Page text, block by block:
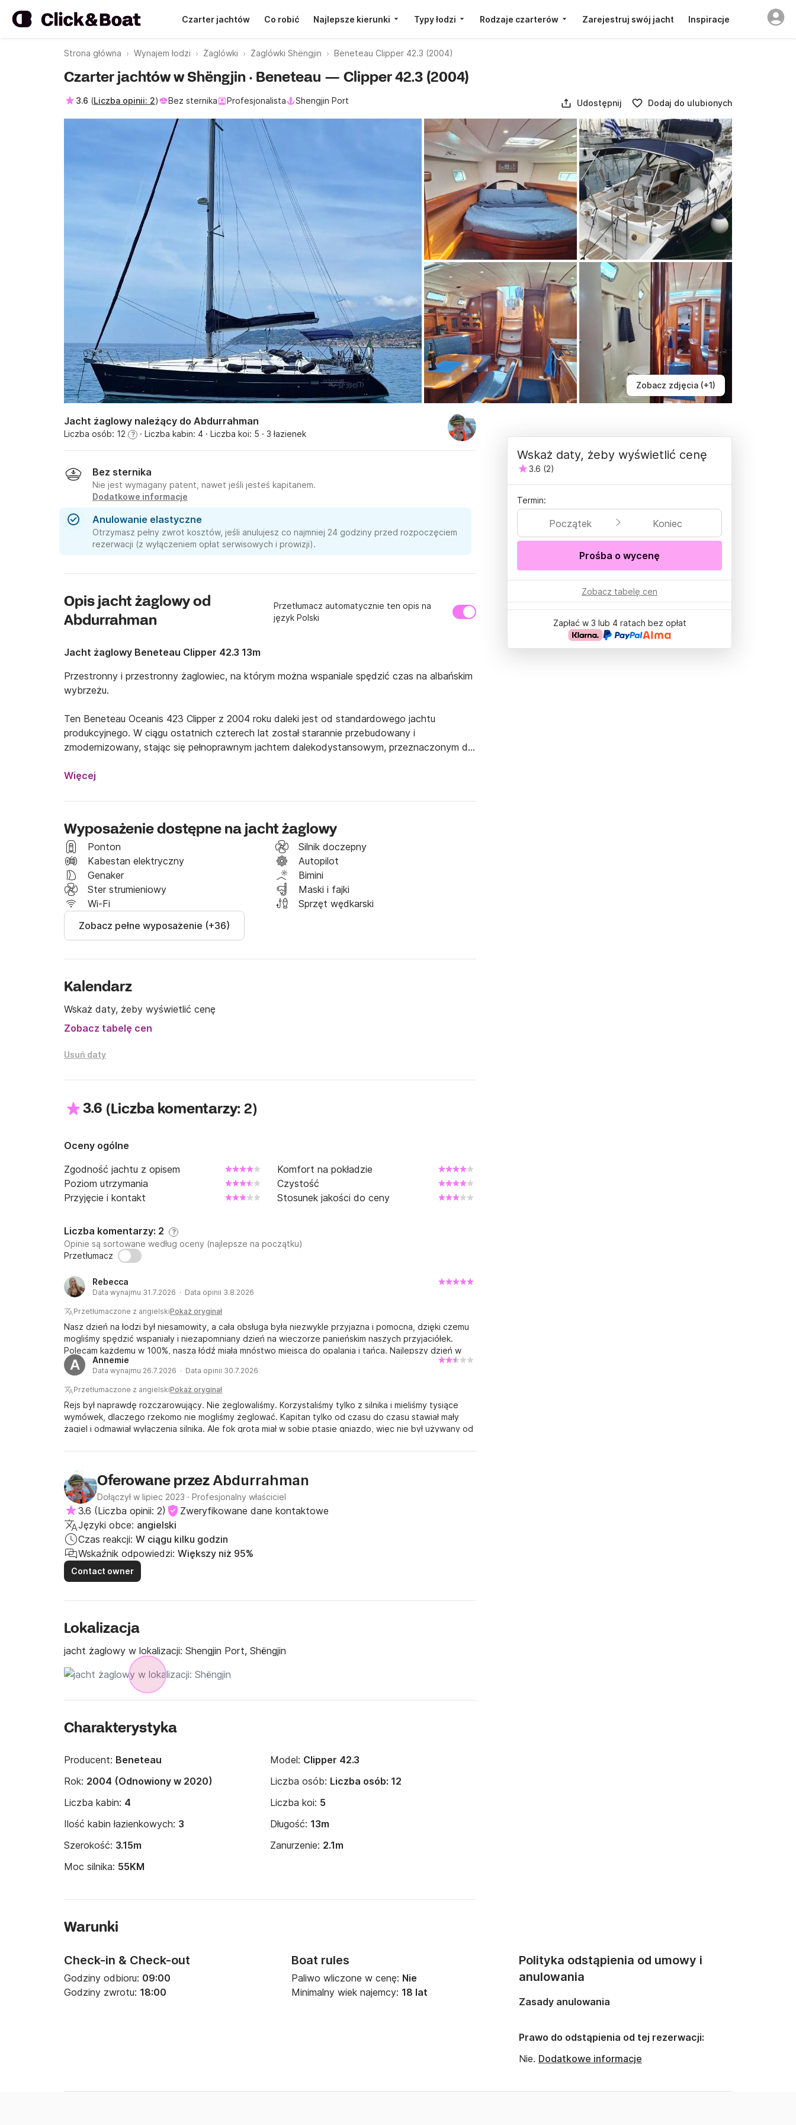
Czarter jachtów Co robić Najlepsze kierunki Typy łodzi Rodzaje czarterów Zarejestruj swój jacht Inspiracje
Strona główna Wynajem łodzi Żaglówki Żaglówki Shëngjin Beneteau Clipper 42.3 (2004)
Zobacz zdjęcia (+1)
Czarter jachtów w Shëngjin · Beneteau — Clipper 42.3 (2004)
3.6 (Liczba opinii: 2) Bez sternika Profesjonalista Shengjin Port Udostępnij Dodaj do ulubionych
Jacht żaglowy należący do Abdurrahman
Liczba osób: 12 ? · Liczba kabin: 4 · Liczba koi: 5 · 3 łazienek
Bez sternika
Nie jest wymagany patent, nawet jeśli jesteś kapitanem.
Dodatkowe informacje
Anulowanie elastyczne
Otrzymasz pełny zwrot kosztów, jeśli anulujesz co najmniej 24 godziny przed rozpoczęciem
rezerwacji (z wyłączeniem opłat serwisowych i prowizji).
Opis jacht żaglowy od
Abdurrahman
Przetłumacz automatycznie ten opis na
język Polski
Jacht żaglowy Beneteau Clipper 42.3 13m
Przestronny i przestronny żaglowiec, na którym można wspaniale spędzić czas na albańskim
wybrzeżu.
Ten Beneteau Oceanis 423 Clipper z 2004 roku daleki jest od standardowego jachtu
produkcyjnego. W ciągu ostatnich czterech lat został starannie przebudowany i
zmodernizowany, stając się pełnoprawnym jachtem dalekodystansowym, przeznaczonym do
Więcej
Wyposażenie dostępne na jacht żaglowy
Ponton
Silnik doczepny
Kabestan elektryczny
Autopilot
Genaker
Bimini
Ster strumieniowy
Maski i fajki
Wi-Fi
Sprzęt wędkarski
Zobacz pełne wyposażenie (+36)
Kalendarz
Wskaż daty, żeby wyświetlić cenę
Zobacz tabelę cen
Usuń daty
3.6 (Liczba komentarzy: 2)
Oceny ogólne
Zgodność jachtu z opisem
Komfort na pokładzie
Poziom utrzymania
Czystość
Przyjęcie i kontakt
Stosunek jakości do ceny
Liczba komentarzy: 2 ?
Opinie są sortowane według oceny (najlepsze na początku)
Przetłumacz
Rebecca
Data wynajmu 31.7.2026 · Data opinii 3.8.2026
Przetłumaczone z angielskiPokaż oryginał
Nasz dzień na łodzi był niesamowity, a cała obsługa była niezwykle przyjazna i pomocna, dzięki czemu
mogliśmy spędzić wspaniały i niezapomniany dzień na wieczorze panieńskim naszych przyjaciółek.
Polecam każdemu w 100%, nasza łódź miała mnóstwo miejsca do opalania i tańca. Najlepszy dzień w
życiu!
A Annemie
Data wynajmu 26.7.2026 · Data opinii 30.7.2026
Przetłumaczone z angielskiPokaż oryginał
Rejs był naprawdę rozczarowujący. Nie żeglowaliśmy. Korzystaliśmy tylko z silnika i mieliśmy tysiące
wymówek, dlaczego rzekomo nie mogliśmy żeglować. Kapitan tylko od czasu do czasu stawiał mały
żagiel i odmawiał wyłączenia silnika. Ale fok grota miał w sobie ptasie gniazdo, więc nie był używany od
dostaliśmy tylko 2 posiłki dziennie. I nie zarezerwowaliśmy żaglówki tylko z silnikiem. Pozostało nam
otrzymaliśmy.Oferowane przezAbdurrahman
Dołączył w lipiec 2023 · Profesjonalny właściciel
3.6 (Liczba opinii: 2)
Zweryfikowane dane kontaktowe
Języki obce: angielski
Czas reakcji: W ciągu kilku godzin
Wskaźnik odpowiedzi: Większy niż 95%
Contact owner
Lokalizacja
jacht żaglowy w lokalizacji: Shengjin Port, Shëngjin
Charakterystyka
Producent: Beneteau Model: Clipper 42.3
Rok: 2004 (Odnowiony w 2020) Liczba osób: Liczba osób: 12
Liczba kabin: 4 Liczba koi: 5
Ilość kabin łazienkowych: 3 Długość: 13m
Szerokość: 3.15m Zanurzenie: 2.1m
Moc silnika: 55KM
Wskaż daty, żeby wyświetlić cenę
3.6 (2)
Termin:
Początek Koniec
Prośba o wycenę
Zobacz tabelę cen
Zapłać w 3 lub 4 ratach bez opłat
Warunki
Check-in & Check-out
Godziny odbioru: 09:00
Godziny zwrotu: 18:00
Boat rules
Paliwo wliczone w cenę: Nie
Minimalny wiek najemcy: 18 lat
Polityka odstąpienia od umowy i
anulowania
Zasady anulowania
Prawo do odstąpienia od tej rezerwacji:
Nie. Dodatkowe informacje